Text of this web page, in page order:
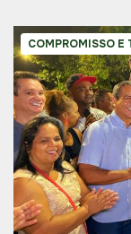
COMPROMISSO E